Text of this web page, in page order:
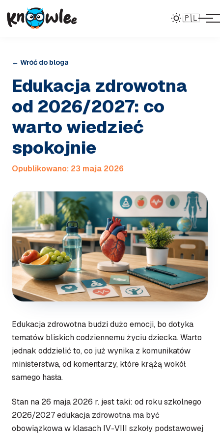
🇵🇱
← Wróć do bloga
Edukacja zdrowotna
od 2026/2027: co
warto wiedzieć
spokojnie
Opublikowano: 23 maja 2026
Edukacja zdrowotna budzi dużo emocji, bo dotyka
tematów bliskich codziennemu życiu dziecka. Warto
jednak oddzielić to, co już wynika z komunikatów
ministerstwa, od komentarzy, które krążą wokół
samego hasła.
Stan na 26 maja 2026 r. jest taki: od roku szkolnego
2026/2027 edukacja zdrowotna ma być
obowiązkowa w klasach IV-VIII szkoły podstawowej